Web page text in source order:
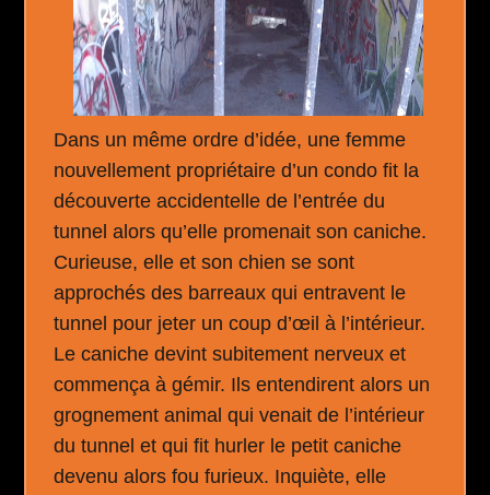
Dans un même ordre d’idée, une femme
nouvellement propriétaire d’un condo fit la
découverte accidentelle de l’entrée du
tunnel alors qu’elle promenait son caniche.
Curieuse, elle et son chien se sont
approchés des barreaux qui entravent le
tunnel pour jeter un coup d’œil à l’intérieur.
Le caniche devint subitement nerveux et
commença à gémir. Ils entendirent alors un
grognement animal qui venait de l’intérieur
du tunnel et qui fit hurler le petit caniche
devenu alors fou furieux. Inquiète, elle